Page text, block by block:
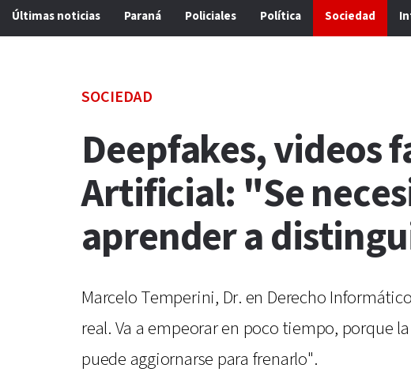
Últimas noticias Paraná Policiales Política Sociedad
SOCIEDAD
Deepfakes, videos
Artificial: "Se
aprender a
Marcelo Temperini, Dr. en Derecho
real. Va a empeorar en poco tiempo, porque
puede aggiornarse para frenarlo".